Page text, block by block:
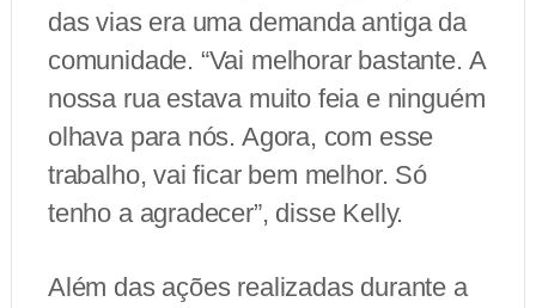
das vias era uma demanda antiga da
comunidade. “Vai melhorar bastante. A
nossa rua estava muito feia e ninguém
olhava para nós. Agora, com esse
trabalho, vai ficar bem melhor. Só
tenho a agradecer”, disse Kelly.
Além das ações realizadas durante a